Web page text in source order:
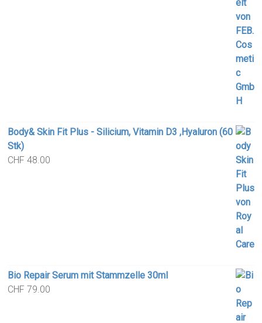
Body& Skin Fit Plus - Silicium, Vitamin D3 ,Hyaluron (60
Stk)
CHF 48.00
Bio Repair Serum mit Stammzelle 30ml
CHF 79.00